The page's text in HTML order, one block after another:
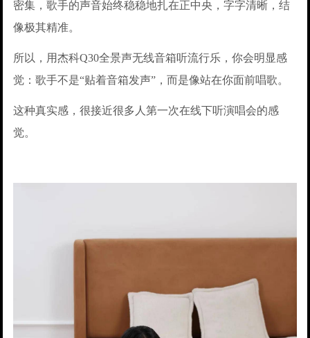
密集，歌手的声音始终稳稳地扎在正中央，字字清晰，结
像极其精准。
所以，用杰科Q30全景声无线音箱听流行乐，你会明显感
觉：歌手不是“贴着音箱发声”，而是像站在你面前唱歌。
这种真实感，很接近很多人第一次在线下听演唱会的感
觉。